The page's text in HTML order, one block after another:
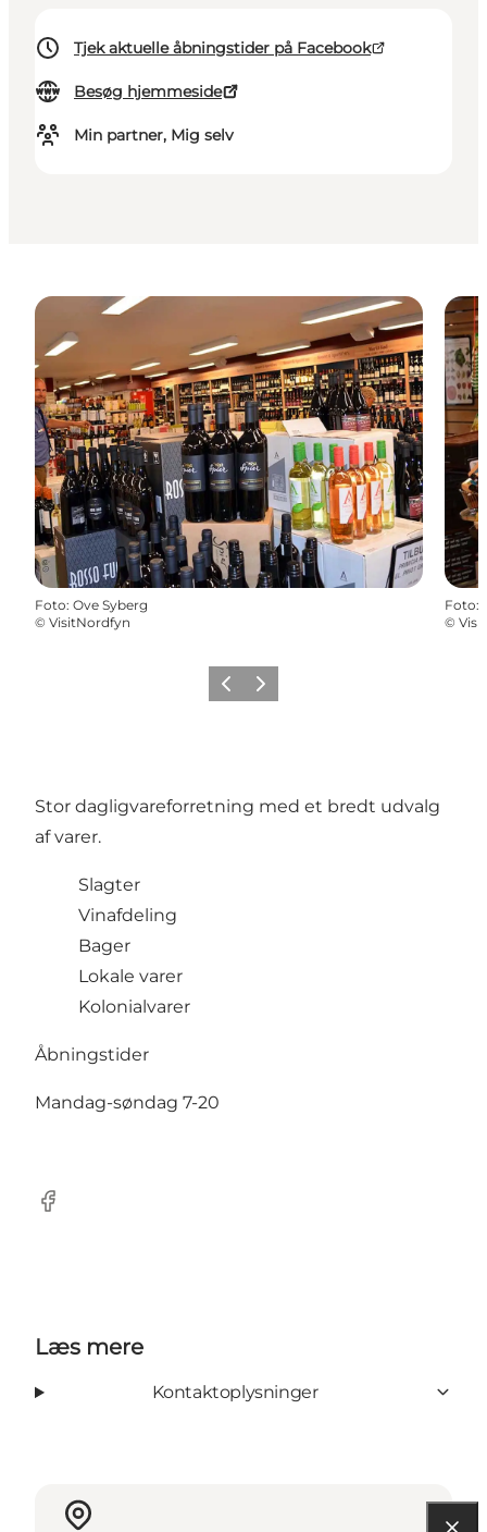
Tjek aktuelle åbningstider på Facebook
Besøg hjemmeside
Min partner, Mig selv
Foto: Ove Syberg
© VisitNordfyn
Foto:
©
Forrige billede
Næste billede
Stor dagligvareforretning med et bredt udvalg
af varer.
Slagter
Vinafdeling
Bager
Lokale varer
Kolonialvarer
Åbningstider
Mandag-søndag 7-20
Facebook
Læs mere
Kontaktoplysninger